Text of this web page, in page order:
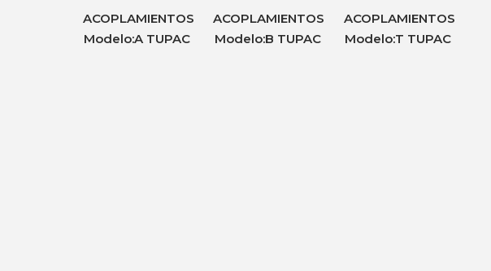
ACOPLAMIENTOS
Modelo:A TUPAC
ACOPLAMIENTOS
Modelo:B TUPAC
ACOPLAMIENTOS
Modelo:T TUPAC